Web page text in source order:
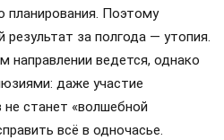
планирования. Поэтому
за полгода — утопия.
направлении ведется, однако
даже участие
не станет «волшебной
всё в одночасье.